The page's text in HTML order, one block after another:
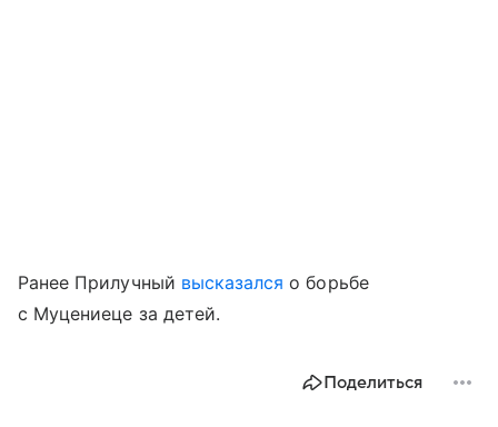
Ранее Прилучный высказался о борьбе
с Муцениеце за детей.
Поделиться